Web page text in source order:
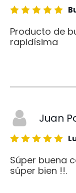
Producto de
rapidísima
Juan
Súper buena
súper bien !!.